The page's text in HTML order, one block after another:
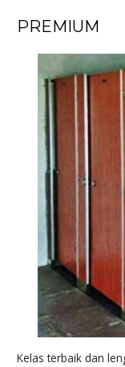
PREMIUM
Kelas terbaik dan